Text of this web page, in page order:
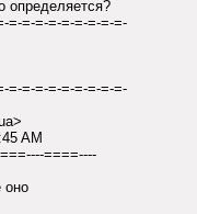
определяется?
=-=-=-=-=-=-=-=-=-
=-=-=-=-=-=-=-=-=-
AM
====----
оно